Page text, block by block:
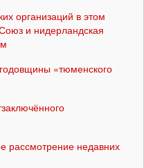
организаций в этом
и нидерландская
«тюменского
рассмотрение недавних